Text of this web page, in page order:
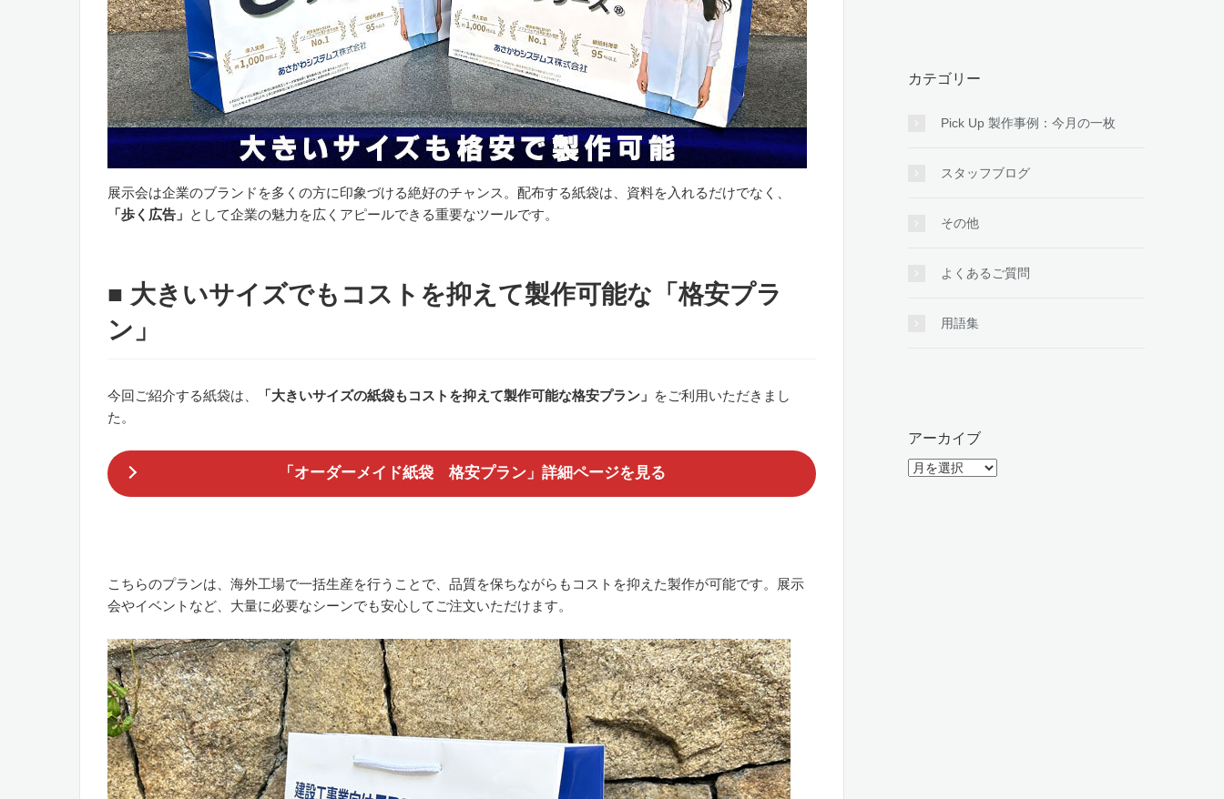
展示会は企業のブランドを多くの方に印象づける絶好のチャンス。配布する紙袋は、資料を入れるだけでなく、
「歩く広告」 として企業の魅力を広くアピールできる重要なツールです。
■ 大きいサイズでもコストを抑えて製作可能な「格安プラ
ン」
今回ご紹介する紙袋は、 「大きいサイズの紙袋もコストを抑えて製作可能な格安プラン」 をご利用いただきまし
た。
「オーダーメイド紙袋 格安プラン」詳細ページを見る
こちらのプランは、海外工場で一括生産を行うことで、品質を保ちながらもコストを抑えた製作が可能です。展示
会やイベントなど、大量に必要なシーンでも安心してご注文いただけます。
カテゴリー
Pick Up 製作事例：今月の一枚
スタッフブログ
その他
よくあるご質問
用語集
アーカイブ
ア